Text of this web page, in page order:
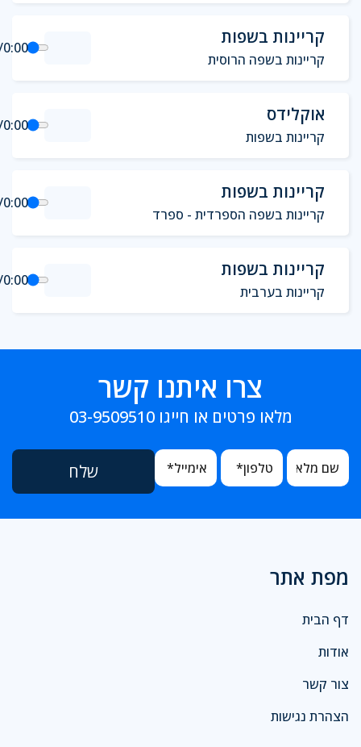
קריינות בשפות
קריינות בשפה הרוסית
0:00
אוקלידס
קריינות בשפות
0:00
קריינות בשפות
קריינות בשפה הספרדית - ספרד
0:00
קריינות בשפות
קריינות בערבית
0:00
צרו איתנו קשר
מלאו פרטים או חייגו 03-9509510
מפת אתר
דף הבית
אודות
צור קשר
הצהרת נגישות